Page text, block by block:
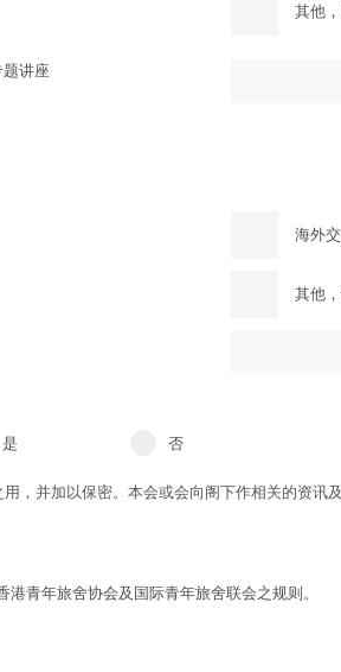
其他
讲座
海外
其他
是 否
，并加以保密。本会或会向阁下作相关的资讯
青年旅舍协会及国际青年旅舍联会之规则。